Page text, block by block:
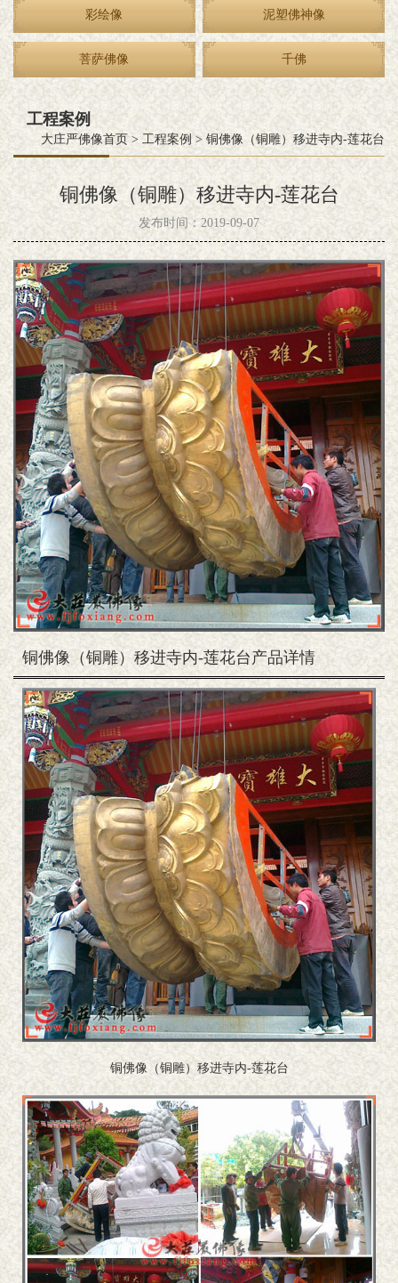
彩绘像 泥塑佛神像
菩萨佛像 千佛
工程案例
大庄严佛像首页 > 工程案例 > 铜佛像（铜雕）移进寺内-莲花台
铜佛像（铜雕）移进寺内-莲花台
发布时间：2019-09-07
铜佛像（铜雕）移进寺内-莲花台产品详情
铜佛像（铜雕）移进寺内-莲花台